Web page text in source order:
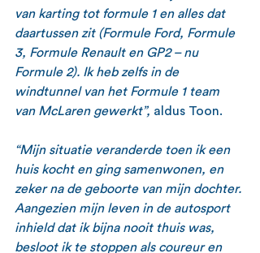
van karting tot formule 1 en alles dat
daartussen zit (Formule Ford, Formule
3, Formule Renault en GP2 – nu
Formule 2). Ik heb zelfs in de
windtunnel van het Formule 1 team
van McLaren gewerkt”, aldus Toon.
“Mijn situatie veranderde toen ik een
huis kocht en ging samenwonen, en
zeker na de geboorte van mijn dochter.
Aangezien mijn leven in de autosport
inhield dat ik bijna nooit thuis was,
besloot ik te stoppen als coureur en